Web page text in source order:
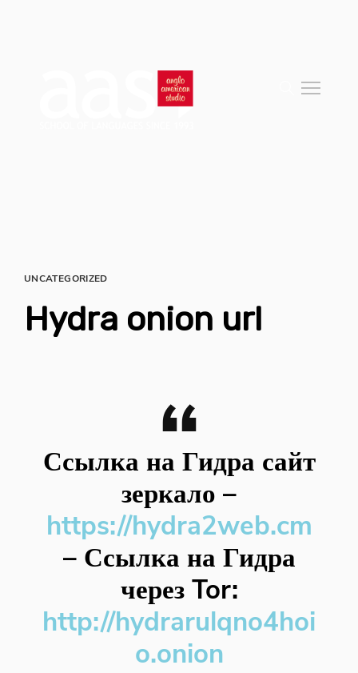
UNCATEGORIZED
Hydra onion url
Ссылка на Гидра сайт
зеркало –
https://hydra2web.cm
– Ссылка на Гидра
через Tor:
http://hydrarulqno4hoi
o.onion